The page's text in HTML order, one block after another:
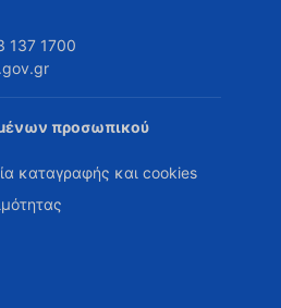
137 1700
προσωπικού
καταγραφής και cookies